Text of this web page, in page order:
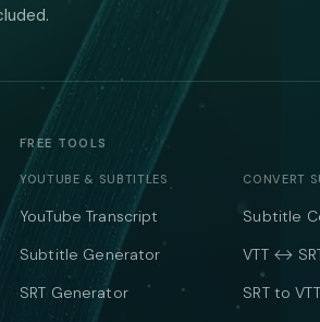
FREE TOOLS
YOUTUBE & SUBTITLES
YouTube Transcript
Subtitle Generator
SRT Generator
CONVERT
Subtitle
VTT ↔
SRT to VTT